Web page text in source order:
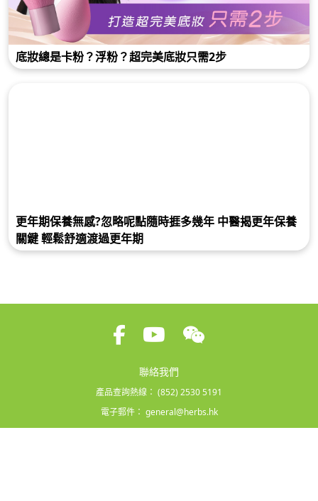
底妝總是卡粉？浮粉？超完美底妝只需2步
更年期保養無感?忽略呢點隨時捱多幾年 中醫揭更年保養
關鍵 輕鬆舒適渡過更年期
聯絡我們
產品查詢熱線： (852) 2530 5191
電子郵件： general@herbs.hk